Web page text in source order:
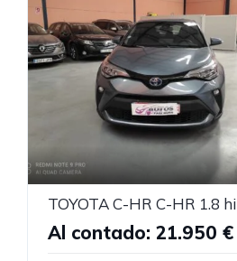
Al contado: 21.950 €